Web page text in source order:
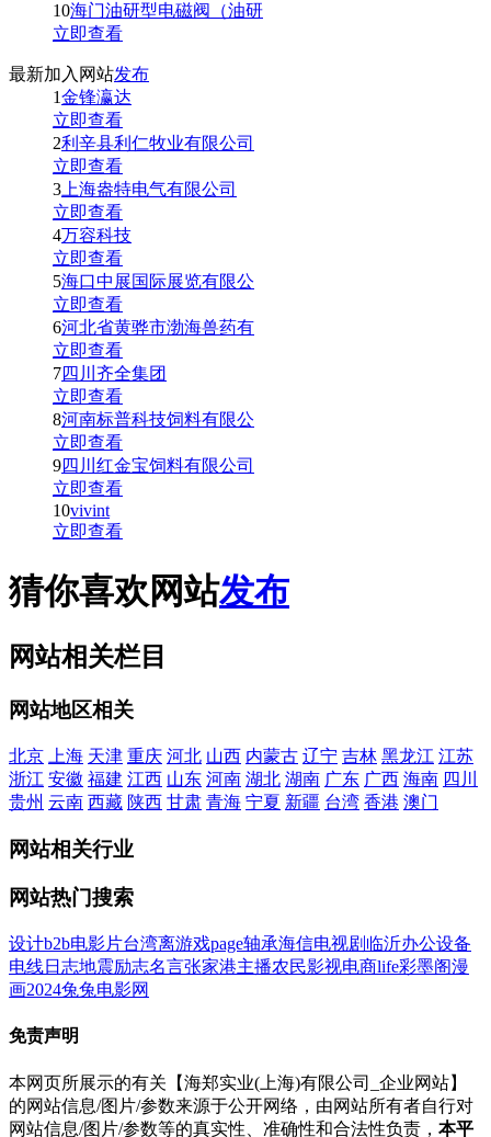
10海门油研型电磁阀（油研
立即查看
最新加入网站发布
1金锋瀛达
立即查看
2利辛县利仁牧业有限公司
立即查看
3 上海盎特电气有限公司
立即查看
4万容科技
立即查看
5海口中展国际展览有限公
立即查看
6河北省黄骅市渤海兽药有
立即查看
7四川齐全集团
立即查看
8河南标普科技饲料有限公
立即查看
9四川红金宝饲料有限公司
立即查看
10vivint
立即查看
猜你喜欢网站发布
网站相关栏目
网站地区相关
北京 上海 天津 重庆 河北 山西 内蒙古 辽宁 吉林 黑龙江 江苏
浙江 安徽 福建 江西 山东 河南 湖北 湖南 广东 广西 海南 四川
贵州 云南 西藏 陕西 甘肃 青海 宁夏 新疆 台湾 香港 澳门
网站相关行业
网站热门搜索
设计b2b电影片台湾离游戏page轴承海信电视剧 临沂办公设备
电线日志地震励志名言张家港主播农民影视电商life彩墨阁漫
画2024兔兔电影网
免责声明
本网页所展示的有关【海郑实业(上海)有限公司_企业网站】
的网站信息/图片/参数来源于公开网络，由网站所有者自行对
网站信息/图片/参数等的真实性、准确性和合法性负责， 本平